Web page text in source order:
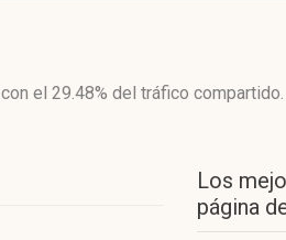
con el 29.48% del tráfico compartido.
Los
página